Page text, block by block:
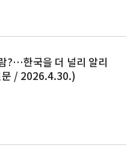
?…한국을 더 널리 알리
문 / 2026.4.30.)